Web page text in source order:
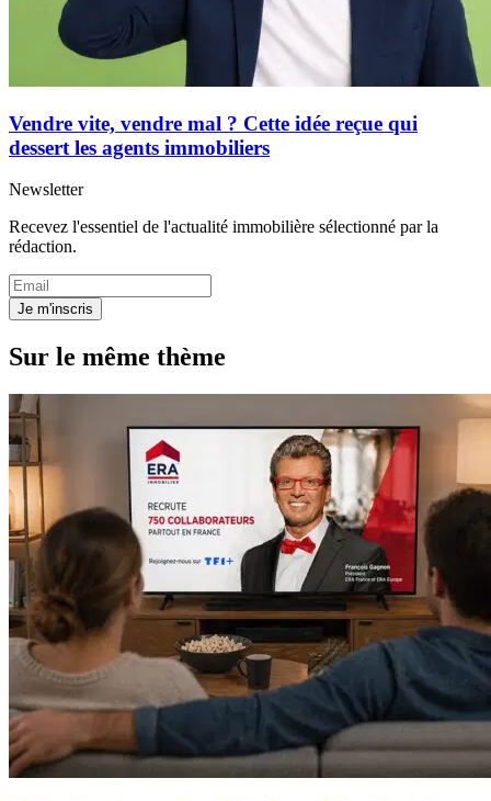
Vendre vite, vendre mal ? Cette idée reçue qui
dessert les agents immobiliers
Newsletter
Recevez l'essentiel de l'actualité immobilière sélectionné par la
rédaction.
Je m'inscris
Sur le même thème